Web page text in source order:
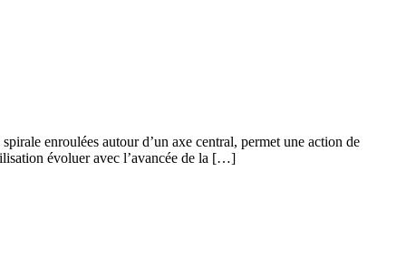
enroulées autour d’un axe central, permet une action de
évoluer avec l’avancée de la […]